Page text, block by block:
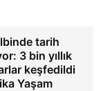
tarih
3 bin yıllık
keşfedildi
Yaşam